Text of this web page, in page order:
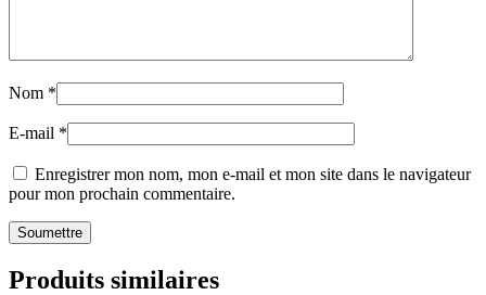
Nom *
E-mail *
Enregistrer mon nom, mon e-mail et mon site dans le navigateur
pour mon prochain commentaire.
Produits similaires